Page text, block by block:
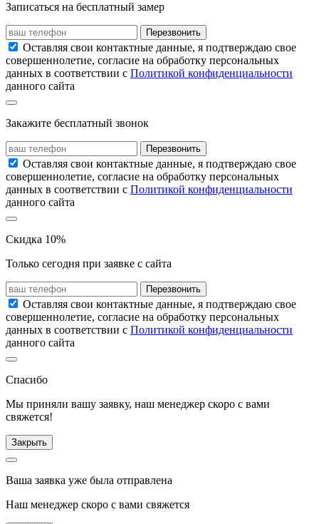
Записаться на бесплатный замер
Перезвонить
Оставляя свои контактные данные, я подтверждаю свое
совершеннолетие, согласие на обработку персональных
данных в соответствии с Политикой конфиденциальности
данного сайта
Закажите бесплатный звонок
Перезвонить
Оставляя свои контактные данные, я подтверждаю свое
совершеннолетие, согласие на обработку персональных
данных в соответствии с Политикой конфиденциальности
данного сайта
Скидка 10%
Только сегодня при заявке с сайта
Перезвонить
Оставляя свои контактные данные, я подтверждаю свое
совершеннолетие, согласие на обработку персональных
данных в соответствии с Политикой конфиденциальности
данного сайта
Спасибо
Мы приняли вашу заявку, наш менеджер скоро с вами
свяжется!
Закрыть
Ваша заявка уже была отправлена
Наш менеджер скоро с вами свяжется